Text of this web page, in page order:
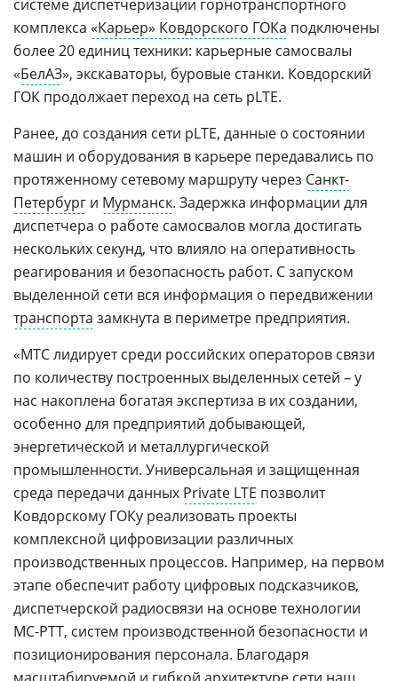
системе диспетчеризации горнотранспортного
комплекса «Карьер» Ковдорского ГОКа подключены
более 20 единиц техники: карьерные самосвалы
«БелАЗ», экскаваторы, буровые станки. Ковдорский
ГОК продолжает переход на сеть pLTE.
Ранее, до создания сети pLTE, данные о состоянии
машин и оборудования в карьере передавались по
протяженному сетевому маршруту через Санкт-
Петербург и Мурманск. Задержка информации для
диспетчера о работе самосвалов могла достигать
нескольких секунд, что влияло на оперативность
реагирования и безопасность работ. С запуском
выделенной сети вся информация о передвижении
транспорта замкнута в периметре предприятия.
«МТС лидирует среди российских операторов связи
по количеству построенных выделенных сетей – у
нас накоплена богатая экспертиза в их создании,
особенно для предприятий добывающей,
энергетической и металлургической
промышленности. Универсальная и защищенная
среда передачи данных Private LTE позволит
Ковдорскому ГОКу реализовать проекты
комплексной цифровизации различных
производственных процессов. Например, на первом
этапе обеспечит работу цифровых подсказчиков,
диспетчерской радиосвязи на основе технологии
MC-PTT, систем производственной безопасности и
позиционирования персонала. Благодаря